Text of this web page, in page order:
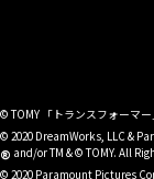
© TOMY 「トランスフォーマー
© 2020 DreamWorks, LLC &
® and/or TM & © TOMY. All
© 2020 Paramount Pictures